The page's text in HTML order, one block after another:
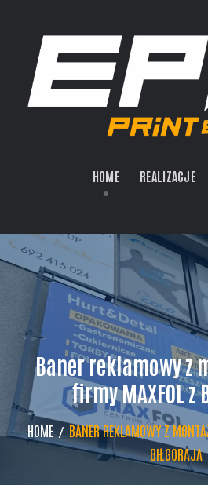
HOME REALIZACJE
Baner reklamowy z
firmy MAXFOL z
HOME
BANER REKLAMOWY Z
BIŁGORAJA